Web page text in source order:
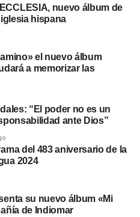
una
internacional
durante varios
en las zonas afectadas
atención médica y
nuevo álbum de
hispana
el nuevo álbum
a memorizar las
“El poder no es un
ante Dios”
del 483 aniversario de la
2024
su nuevo álbum «Mi
de Indiomar